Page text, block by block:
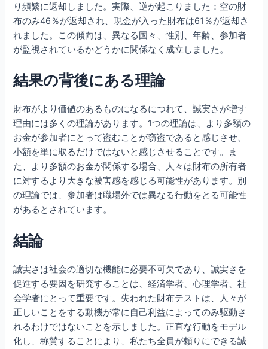
り頻繁に返却しました。実際、逆が起こりました：空の財
布のみ46％が返却され、現金が入った財布は61％が返却さ
れました。この傾向は、異なる国々、性別、年齢、参加者
が監視されているかどうかに関係なく成立しました。
結果の背後にある理論
財布がより価値のあるものになるにつれて、誠実さが増す
理由には多くの理論があります。1つの理論は、より多額の
お金が参加者にとって盗むことが窃盗であると感じさせ、
小額を単に取るだけではないと感じさせることです。ま
た、より多額のお金が関係する場合、人々は財布の所有者
に対するより大きな被害感を感じる可能性があります。別
の理論では、参加者は職場外では異なる行動をとる可能性
があるとされています。
結論
誠実さは社会の適切な機能に必要不可欠であり、誠実さを
促進する要因を研究することは、経済学者、心理学者、社
会学者にとって重要です。失われた財布テストは、人々が
正しいことをする動機が常に自己利益によってのみ駆動さ
れるわけではないことを示しました。正直な行動をモデル
化し、称賛することにより、私たち全員が頼りにできる誠